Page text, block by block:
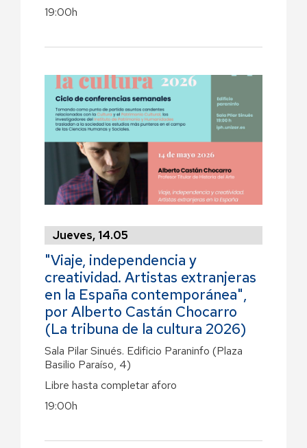
19:00h
Jueves, 14.05
"Viaje, independencia y
creatividad. Artistas extranjeras
en la España contemporánea",
por Alberto Castán Chocarro
(La tribuna de la cultura 2026)
Sala Pilar Sinués. Edificio Paraninfo (Plaza
Basilio Paraíso, 4)
Libre hasta completar aforo
19:00h